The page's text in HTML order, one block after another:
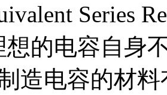
Series
想的电容自身
制造电容的材